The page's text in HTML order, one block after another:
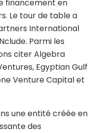
financement en
Le tour de table a
International
Parmi les
citer Algebra
Egyptian Gulf
Venture Capital et
une entité créée en
des